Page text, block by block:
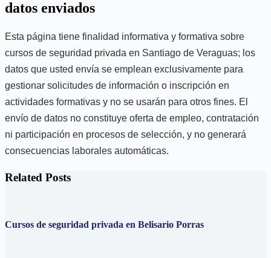
datos enviados
Esta página tiene finalidad informativa y formativa sobre
cursos de seguridad privada en Santiago de Veraguas; los
datos que usted envía se emplean exclusivamente para
gestionar solicitudes de información o inscripción en
actividades formativas y no se usarán para otros fines. El
envío de datos no constituye oferta de empleo, contratación
ni participación en procesos de selección, y no generará
consecuencias laborales automáticas.
Related Posts
Cursos de seguridad privada en Belisario Porras